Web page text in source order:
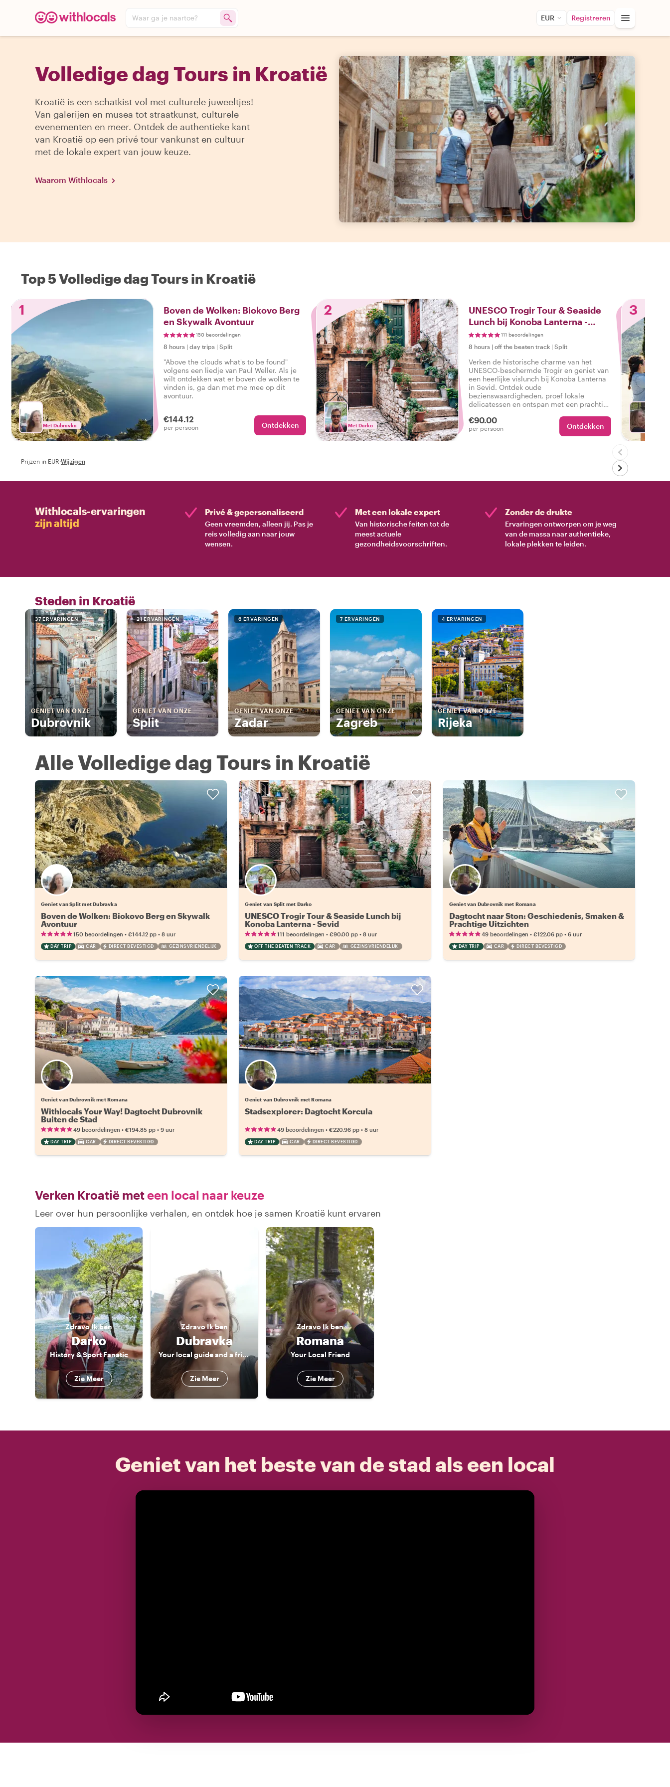
Waar ga je naartoe? EUR Registreren
Volledige dag Tours in Kroatië
Kroatië is een schatkist vol met culturele juweeltjes!
Van galerijen en musea tot straatkunst, culturele
evenementen en meer. Ontdek de authentieke kant
van Kroatië op een privé tour vankunst en cultuur
met de lokale expert van jouw keuze.
Waarom Withlocals
Top 5 Volledige dag Tours in Kroatië
1
Met Dubravka
Boven de Wolken: Biokovo Berg
en Skywalk Avontuur
150 beoordelingen
8 hours | day trips | Split
"Above the clouds what's to be found"
volgens een liedje van Paul Weller. Als je
wilt ontdekken wat er boven de wolken te
vinden is, ga dan met me mee op dit
avontuur.
€144.12
per persoon Ontdekken
2
Met Darko
UNESCO Trogir Tour & Seaside
Lunch bij Konoba Lanterna -
Sevid
111 beoordelingen
8 hours | off the beaten track | Split
Verken de historische charme van het
UNESCO-beschermde Trogir en geniet van
een heerlijke vislunch bij Konoba Lanterna
in Sevid. Ontdek oude
bezienswaardigheden, proef lokale
delicatessen en ontspan met een prachtig
geschiedenis, schoonheid, ontspanning en
smaak wacht op u!
€90.00
per persoon Ontdekken
3
Prijzen in EUR·Wijzigen
Withlocals-ervaringen
zijn altijd
Privé & gepersonaliseerd
Geen vreemden, alleen jij. Pas je
reis volledig aan naar jouw
wensen.
Met een lokale expert
Van historische feiten tot de
meest actuele
gezondheidsvoorschriften.
Zonder de drukte
Ervaringen ontworpen om je weg
van de massa naar authentieke,
lokale plekken te leiden.
Steden in Kroatië
37 ERVARINGEN
GENIET VAN ONZE
Dubrovnik
21 ERVARINGEN
GENIET VAN ONZE
Split
6 ERVARINGEN
GENIET VAN ONZE
Zadar
7 ERVARINGEN
GENIET VAN ONZE
Zagreb
4 ERVARINGEN
GENIET VAN ONZE
Rijeka
Alle Volledige dag Tours in Kroatië
Geniet van Split met Dubravka
Boven de Wolken: Biokovo Berg en Skywalk
Avontuur
150 beoordelingen • €144.12 pp • 8 uur
DAY TRIP CAR DIRECT BEVESTIGD GEZINSVRIENDELIJK
Geniet van Split met Darko
UNESCO Trogir Tour & Seaside Lunch bij
Konoba Lanterna - Sevid
111 beoordelingen •€90.00 pp •8 uur
OFF THE BEATEN TRACK CAR GEZINSVRIENDELIJK
Geniet van Dubrovnik met Romana
Dagtocht naar Ston: Geschiedenis, Smaken &
Prachtige Uitzichten
49 beoordelingen • €122.06 pp• 6 uur
DAY TRIP CAR DIRECT BEVESTIGD
Geniet van Dubrovnik met Romana
Withlocals Your Way! Dagtocht Dubrovnik
Buiten de Stad
49 beoordelingen • €194.85 pp • 9 uur
DAY TRIP CAR DIRECT BEVESTIGD
Geniet van Dubrovnik met Romana
Stadsexplorer: Dagtocht Korcula
49 beoordelingen •€220.96 pp •8 uur
DAY TRIP CAR DIRECT BEVESTIGD
Verken Kroatië meteen local naar keuze
Leer over hun persoonlijke verhalen, en ontdek hoe je samen Kroatië kunt ervaren
ZdravoIk ben
Darko
History & Sport Fanatic
Zie Meer
ZdravoIk ben
Dubravka
Your local guide and a friend
Zie Meer
Zdravo Ik ben
Romana
Your Local Friend
Zie Meer
Geniet van het beste van de stad als een local